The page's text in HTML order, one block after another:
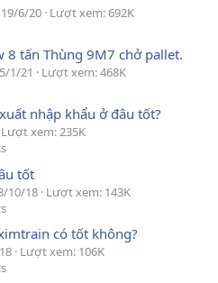
19/6/20 Lượt xem: 692K
8 tấn Thùng 9M7 chở pallet.
1/21
Lượt xem: 468K
nhập khẩu ở đâu tốt?
Lượt xem: 235K
tốt
10/18 Lượt xem: 143K
có tốt không?
Lượt xem: 106K